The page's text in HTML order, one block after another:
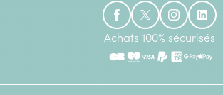
Achats 100% sécurisés